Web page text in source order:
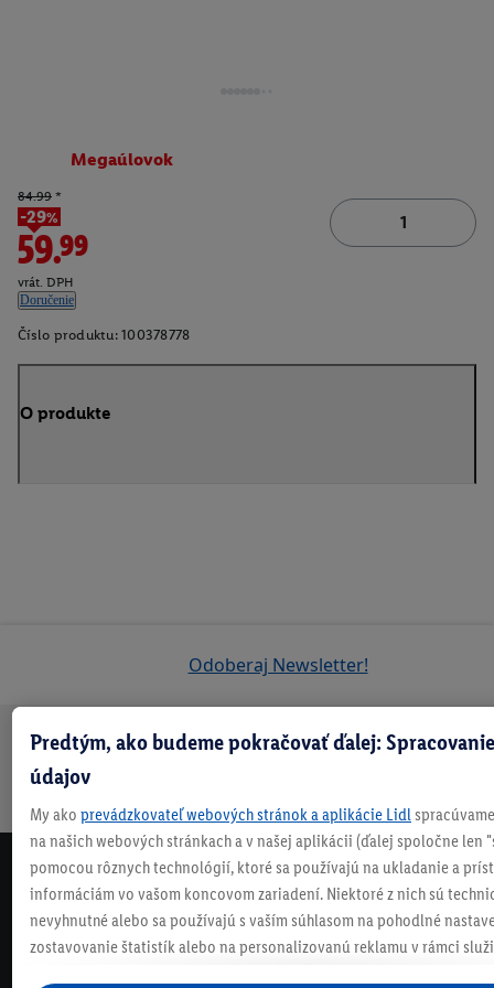
Megaúlovok
84.99 *
-29%
59.99
vrát. DPH
Doručenie
Číslo produktu: 100378778
O produkte
Odoberaj Newsletter!
zadarmo
30 dní na
Vrátenie
Bezpečný nákup
NEWSLETTER
ODOBERAJ NÁŠ NEWSLETTER
Predtým, ako budeme pokračovať ďalej:
údajov
My ako prevádzkovateľ webových stránok a aplikácie Lidl
na našich webových stránkach a v našej aplikácii (ďalej spoločne len
pomocou rôznych technológií, ktoré sa používajú na ukladanie a
informáciám vo vašom koncovom zariadení. Niektoré z nich sú
nevyhnutné alebo sa používajú s vaším súhlasom na pohodlné
zostavovanie štatistík alebo na personalizovanú reklamu v rámci